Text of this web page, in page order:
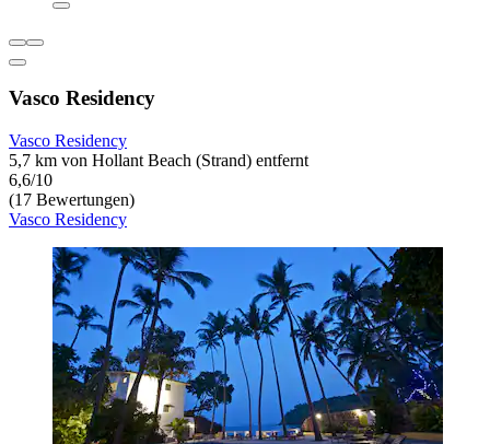
Vasco Residency
Vasco Residency
5,7 km von Hollant Beach (Strand) entfernt
6,6/10
(17 Bewertungen)
Vasco Residency